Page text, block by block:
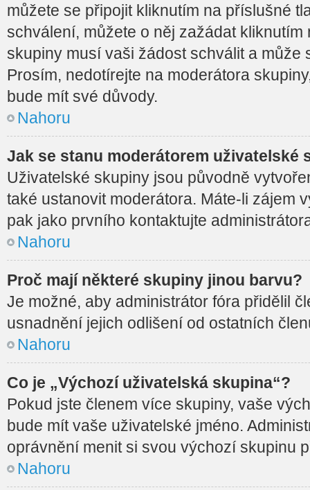
můžete se připojit kliknutím na příslušné
schválení, můžete o něj zažádat
skupiny musí vaši žádost schválit a může
Prosím, nedotírejte na moderátora
bude mít své důvody.
Nahoru
Jak se stanu moderátorem uživatelské
Uživatelské skupiny jsou původně
také ustanovit moderátora. Máte-li zájem
pak jako prvního kontaktujte
Nahoru
Proč mají některé skupiny jinou barvu?
Je možné, aby administrátor fóra přidělil
usnadnění jejich odlišení od ostatních
Nahoru
Co je „Výchozí uživatelská skupina“?
Pokud jste členem více skupiny, vaše
bude mít vaše uživatelské jméno.
oprávnění menit si svou výchozí skupinu
Nahoru